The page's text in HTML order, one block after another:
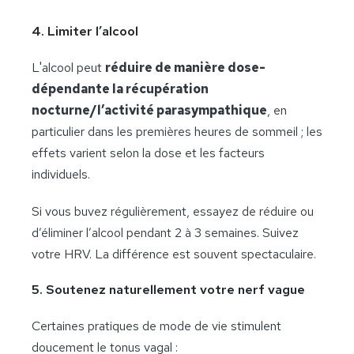
4. Limiter l’alcool
L'alcool peut réduire de manière dose-
dépendante la récupération
nocturne/l’activité parasympathique, en
particulier dans les premières heures de sommeil ; les
effets varient selon la dose et les facteurs
individuels.
Si vous buvez régulièrement, essayez de réduire ou
d’éliminer l’alcool pendant 2 à 3 semaines. Suivez
votre HRV. La différence est souvent spectaculaire.
5. Soutenez naturellement votre nerf vague
Certaines pratiques de mode de vie stimulent
doucement le tonus vagal :